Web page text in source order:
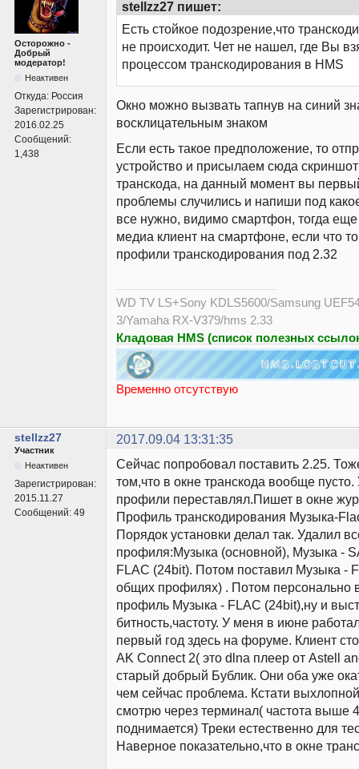
Осторожно -
Добрый
модератор!
Неактивен
Откуда: Россия
Зарегистрирован:
2016.02.25
Сообщений:
1,438
stellzz27 пишет:
Есть стойкое подозрение,что
не происходит. Чет не нашел, где Вы
процессом транскодирования в HMS
Окно можно вызвать тапнув на синий
восклицательным знаком
Если есть такое предположение, то
устройство и присылаем сюда
транскода, на данный момент вы
проблемы случились и напиши под
все нужно, видимо смартфон, тогда еще
медиа клиент на смартфоне, если что
профили транскодирования под 2.32
WD TV LS+Sony KDLS5600/Samsung
3/Yamaha RX-V379/hms 2.33
Кладовая HMS (список полезных
Временно отсутствую
stellzz27 2017.09.04 13:31:35
Участник
Неактивен
Зарегистрирован:
2015.11.27
Сообщений: 49
Сейчас попробовал поставить 2.25.
том,что в окне транскода вообще пусто.
профили переставлял.Пишет в окне
Профиль транскодирования Музыка-
Порядок установки делал так. Удалил
профиля:Музыка (основной), Музыка -
FLAC (24bit). Потом поставил Музыка -
общих профилях) . Потом персонально
профиль Музыка - FLAC (24bit),ну и
битность,частоту. У меня в июне
первый год здесь на форуме. Клиент
AK Connect 2( это dlna плеер от Astell
старый добрый Бублик. Они оба уже
чем сейчас проблема. Кстати
смотрю через терминал( частота выше
поднимается) Треки естественно для
Наверное показательно,что в окне